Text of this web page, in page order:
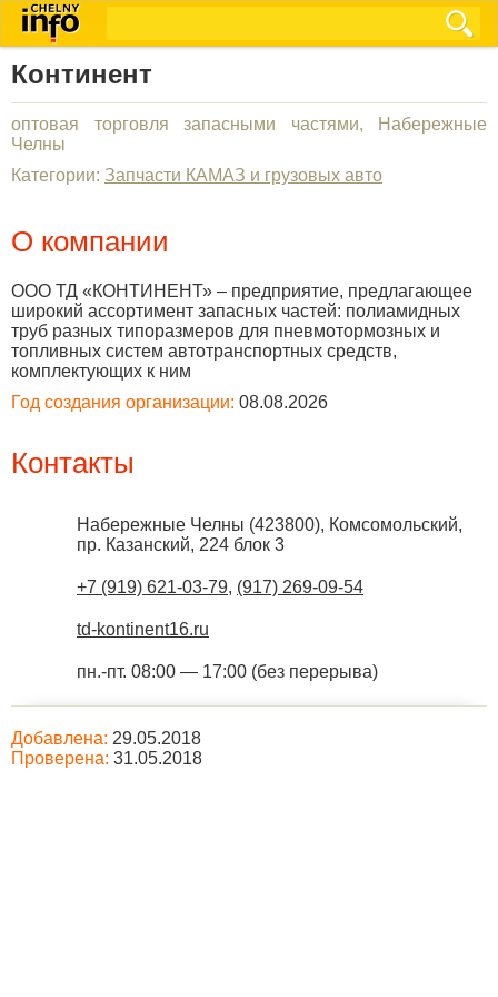
Континент
оптовая торговля запасными частями, Набережные
Челны
Категории: Запчасти КАМАЗ и грузовых авто
О компании
ООО ТД «КОНТИНЕНТ» – предприятие, предлагающее
широкий ассортимент запасных частей: полиамидных
труб разных типоразмеров для пневмотормозных и
топливных систем автотранспортных средств,
комплектующих к ним
Год создания организации: 08.08.2026
Контакты
Набережные Челны (423800), Комсомольский,
пр. Казанский, 224 блок 3
+7 (919) 621-03-79, (917) 269-09-54
td-kontinent16.ru
пн.-пт. 08:00 — 17:00 (без перерыва)
Добавлена: 29.05.2018
Проверена: 31.05.2018